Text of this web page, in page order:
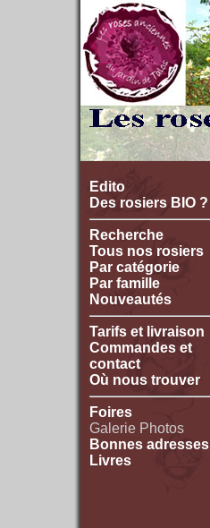
Edito
Des rosiers BIO ?
Recherche
Tous nos rosiers
Par catégorie
Par famille
Nouveautés
Tarifs et livraison
Commandes et
contact
Où nous trouver
Foires
Galerie Photos
Bonnes adresses
Livres